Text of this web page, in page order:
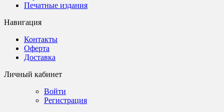
Печатные издания
Навигация
Контакты
Оферта
Доставка
Личный кабинет
Войти
Регистрация